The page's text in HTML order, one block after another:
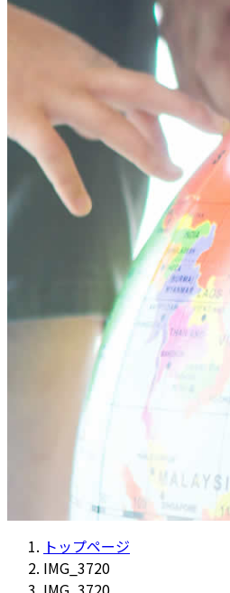
恵比寿ブログ
学校概要
アクセス
お問い合わせ
Instagram
ATLAS International
五反田インスタグラム
荻窪インスタグラム
立川インスタグラム
下高井戸インスタグラム
恵比寿インスタグラム
トップページ
IMG_3720